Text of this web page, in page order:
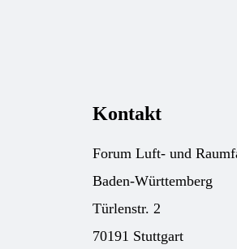
Kontakt
Forum Luft- und
Baden-Württemberg
Türlenstr. 2
70191 Stuttgart